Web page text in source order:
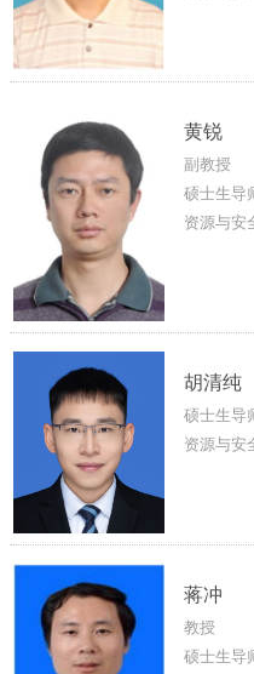
黄锐
副教授
硕士生导
资源与安
胡清纯
硕士生导
资源与安
蒋冲
教授
硕士生导